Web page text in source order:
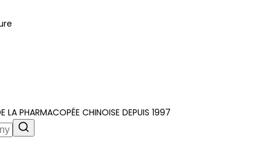
LA PHARMACOPÉE CHINOISE DEPUIS 1997